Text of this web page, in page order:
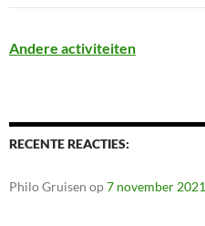
Andere activiteiten
RECENTE REACTIES:
Philo Gruisen op7 november 2021